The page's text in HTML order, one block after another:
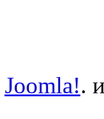
Joomla!.